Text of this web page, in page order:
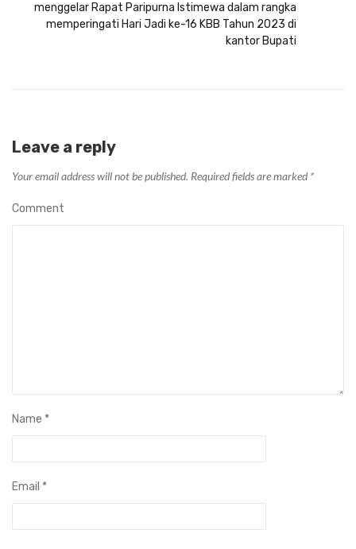
menggelar Rapat Paripurna Istimewa dalam rangka
memperingati Hari Jadi ke-16 KBB Tahun 2023 di
kantor Bupati
Leave a reply
Your email address will not be published. Required fields are marked *
Comment
Name *
Email *